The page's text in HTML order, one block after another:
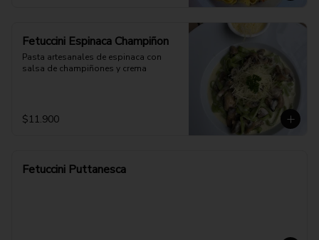
Fetuccini Espinaca Champiñon
Pasta artesanales de espinaca con
salsa de champiñones y crema
$11.900
Fetuccini Puttanesca